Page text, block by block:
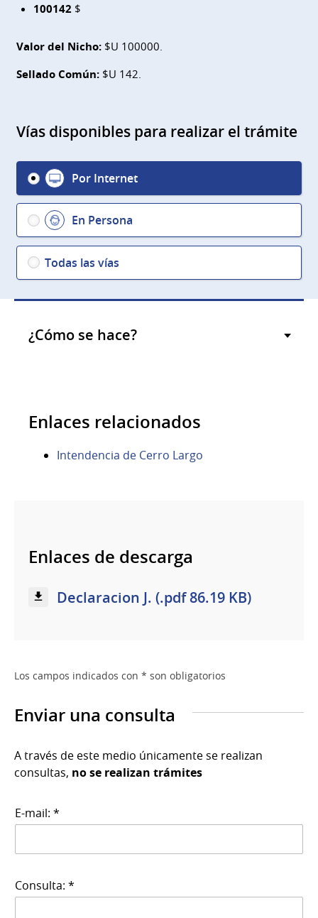
100142$
Valor del Nicho:$U 100000.
Sellado Común:$U 142.
Vías disponibles para realizar el trámite
Por Internet
En Persona
Todas las vías
¿Cómo se hace?
Enlaces relacionados
Intendencia de Cerro Largo
Enlaces de descarga
Declaracion J. (.pdf 86.19 KB)
Los campos indicados con * son obligatorios
Enviar una consulta
A través de este medio únicamente se realizan
consultas, no se realizan trámites
E-mail: *
Consulta: *